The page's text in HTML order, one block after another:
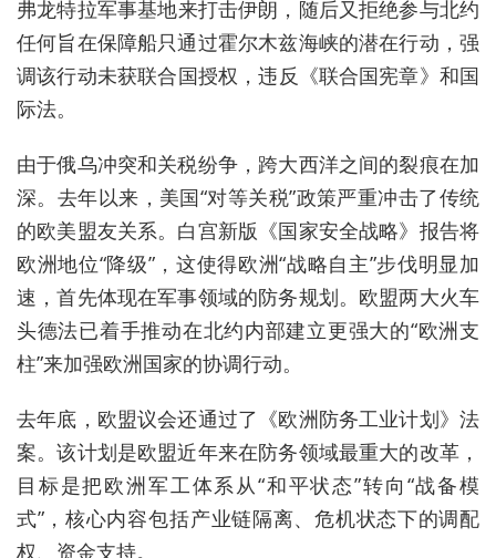
弗龙特拉军事基地‌来打击伊朗，随后又拒绝参与北约
任何旨在保障船只通过霍尔木兹海峡的潜在行动，强
调该行动‌未获联合国授权‌，违反《联合国宪章》和国
际法。
由于俄乌冲突和关税纷争，跨大西洋之间的裂痕在加
深。去年以来，美国“对等关税”政策严重冲击了传统
的欧美盟友关系。白宫新版《国家安全战略》报告将
欧洲地位“降级”，这使得欧洲“战略自主”步伐明显加
速，首先体现在军事领域的防务规划。欧盟两大火车
头德法已着手推动在北约内部建立更强大的“欧洲支
柱”来加强欧洲国家的协调行动。
去年底，欧盟议会还通过了《欧洲防务工业计划》法
案。该计划是欧盟近年来在防务领域最重大的改革，
目标是把欧洲军工体系从“和平状态”转向“战备模
式”，核心内容包括‌产业链隔离、危机状态下的调配
权、资金支持‌。